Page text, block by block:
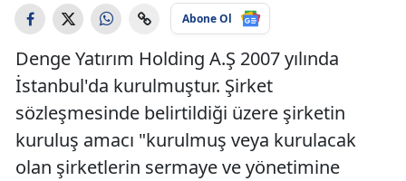
Abone Ol
Denge Yatırım Holding A.Ş 2007 yılında
İstanbul'da kurulmuştur. Şirket
sözleşmesinde belirtildiği üzere şirketin
kuruluş amacı "kurulmuş veya kurulacak
olan şirketlerin sermaye ve yönetimine